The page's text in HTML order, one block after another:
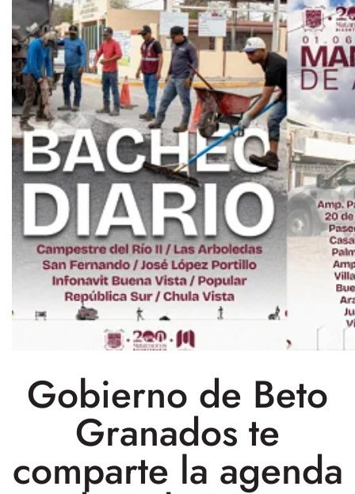
Gobierno de Beto
Granados te
comparte la agenda